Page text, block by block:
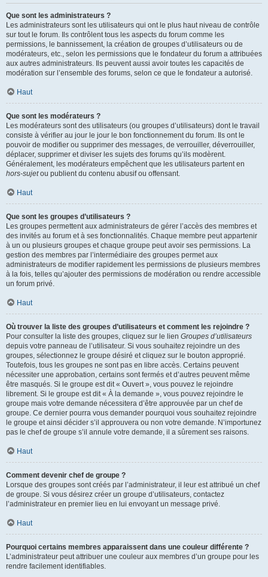
Que sont les administrateurs ?
Les administrateurs sont les utilisateurs qui ont le plus haut niveau de contrôle
sur tout le forum. Ils contrôlent tous les aspects du forum comme les
permissions, le bannissement, la création de groupes d’utilisateurs ou de
modérateurs, etc., selon les permissions que le fondateur du forum a attribuées
aux autres administrateurs. Ils peuvent aussi avoir toutes les capacités de
modération sur l’ensemble des forums, selon ce que le fondateur a autorisé.
Haut
Que sont les modérateurs ?
Les modérateurs sont des utilisateurs (ou groupes d’utilisateurs) dont le travail
consiste à vérifier au jour le jour le bon fonctionnement du forum. Ils ont le
pouvoir de modifier ou supprimer des messages, de verrouiller, déverrouiller,
déplacer, supprimer et diviser les sujets des forums qu’ils modèrent.
Généralement, les modérateurs empêchent que les utilisateurs partent en
hors-sujetou publient du contenu abusif ou offensant.
Haut
Que sont les groupes d’utilisateurs ?
Les groupes permettent aux administrateurs de gérer l’accès des membres et
des invités au forum et à ses fonctionnalités. Chaque membre peut appartenir
à un ou plusieurs groupes et chaque groupe peut avoir ses permissions. La
gestion des membres par l’intermédiaire des groupes permet aux
administrateurs de modifier rapidement les permissions de plusieurs membres
à la fois, telles qu’ajouter des permissions de modération ou rendre accessible
un forum privé.
Haut
Où trouver la liste des groupes d’utilisateurs et comment les rejoindre ?
Pour consulter la liste des groupes, cliquez sur le lien Groupes d’utilisateurs
depuis votre panneau de l’utilisateur. Si vous souhaitez rejoindre un des
groupes, sélectionnez le groupe désiré et cliquez sur le bouton approprié.
Toutefois, tous les groupes ne sont pas en libre accès. Certains peuvent
nécessiter une approbation, certains sont fermés et d’autres peuvent même
être masqués. Si le groupe est dit « Ouvert », vous pouvez le rejoindre
librement. Si le groupe est dit « À la demande », vous pouvez rejoindre le
groupe mais votre demande nécessitera d’être approuvée par un chef de
groupe. Ce dernier pourra vous demander pourquoi vous souhaitez rejoindre
le groupe et ainsi décider s’il approuvera ou non votre demande. N’importunez
pas le chef de groupe s’il annule votre demande, il a sûrement ses raisons.
Haut
Comment devenir chef de groupe ?
Lorsque des groupes sont créés par l’administrateur, il leur est attribué un chef
de groupe. Si vous désirez créer un groupe d’utilisateurs, contactez
l’administrateur en premier lieu en lui envoyant un message privé.
Haut
Pourquoi certains membres apparaissent dans une couleur différente ?
L’administrateur peut attribuer une couleur aux membres d’un groupe pour les
rendre facilement identifiables.